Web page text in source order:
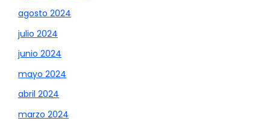
agosto 2024
julio 2024
junio 2024
mayo 2024
abril 2024
marzo 2024